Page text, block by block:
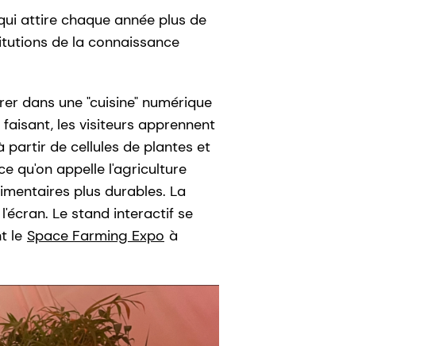
attire chaque année plus de
de la connaissance
dans une "cuisine" numérique
les visiteurs apprennent
partir de cellules de plantes et
qu'on appelle l'agriculture
plus durables. La
Le stand interactif se
le Space Farming Expo à